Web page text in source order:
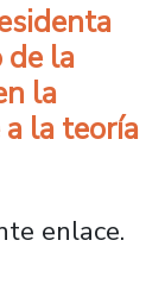
de la
la
la teoría
enlace.